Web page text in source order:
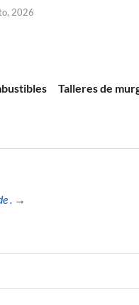
2026
Talleres de
. →